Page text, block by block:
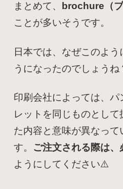
まとめて、
brochure（ブ
ことが多いそうです。
日本では、なぜこのよう
うになったのでしょう
印刷会社によっては、パ
レットを同じものとし
た内容と意味が異なって
す。 ご注文される際は
ようにしてください⚠️